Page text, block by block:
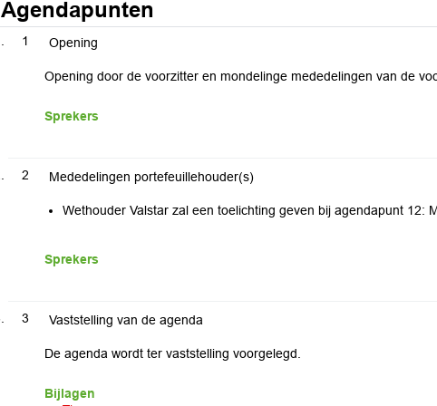
Agendapunten
1 Opening
Opening door de voorzitter en mondelinge mededelingen van de
Sprekers
2 Mededelingen portefeuillehouder(s)
Wethouder Valstar zal een toelichting geven bij agendapunt 12:
Sprekers
3 Vaststelling van de agenda
De agenda wordt ter vaststelling voorgelegd.
Bijlagen